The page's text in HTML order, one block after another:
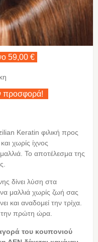
59,00 €
προσφορά!
Keratin φιλική προς
χωρίς ίχνος
Το αποτέλεσμα της
δίνει λύση στα
μαλλιά χωρίς ζωή σας
και αναδομεί την τρίχα.
την πρώτη ώρα.
του κουπονιού